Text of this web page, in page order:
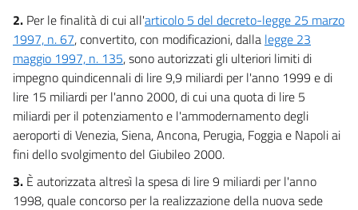
2. Per le finalità di cui all'articolo 5 del decreto-legge 25 marzo
1997, n. 67, convertito, con modificazioni, dalla legge 23
maggio 1997, n. 135, sono autorizzati gli ulteriori limiti di
impegno quindicennali di lire 9,9 miliardi per l'anno 1999 e di
lire 15 miliardi per l'anno 2000, di cui una quota di lire 5
miliardi per il potenziamento e l'ammodernamento degli
aeroporti di Venezia, Siena, Ancona, Perugia, Foggia e Napoli ai
fini dello svolgimento del Giubileo 2000.
3. È autorizzata altresì la spesa di lire 9 miliardi per l'anno
1998, quale concorso per la realizzazione della nuova sede